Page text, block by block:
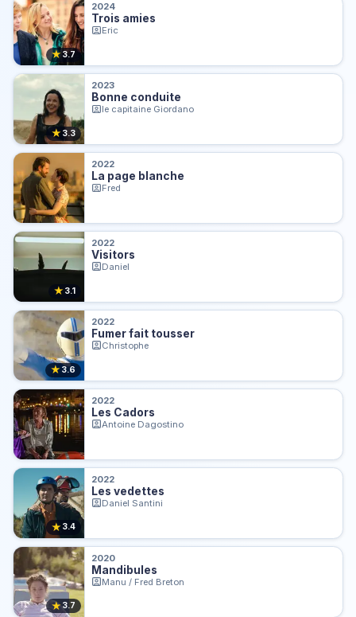
★3.7
2024
Trois amies
Eric
★3.3
2023
Bonne conduite
le capitaine Giordano
2022
La page blanche
Fred
★ 3.1
2022
Visitors
Daniel
★ 3.6
2022
Fumer fait tousser
Christophe
2022
Les Cadors
Antoine Dagostino
★ 3.4
2022
Les vedettes
Daniel Santini
★3.7
2020
Mandibules
Manu / Fred Breton